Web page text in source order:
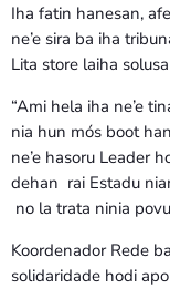
Iha fatin hanesan,
ne’e sira ba iha
Lita store laiha
“Ami hela iha ne’e
nia hun mós boot
ne’e hasoru Leader
dehan rai Estadu
no la trata ninia
Koordenador Rede
solidaridade hodi